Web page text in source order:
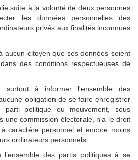
suite à la volonté de deux personnes
les données personnelles des
privés aux finalités inconnues
aucun citoyen que ses données soient
des conditions respectueuses de
surtout à informer l'ensemble des
obligation de se faire enregistrer
parti politique ou mouvement, sous
une commission électorale, n'a le droit
caractère personnel et encore moins
ordinateurs personnels.
l’ensemble des partis politiques à se